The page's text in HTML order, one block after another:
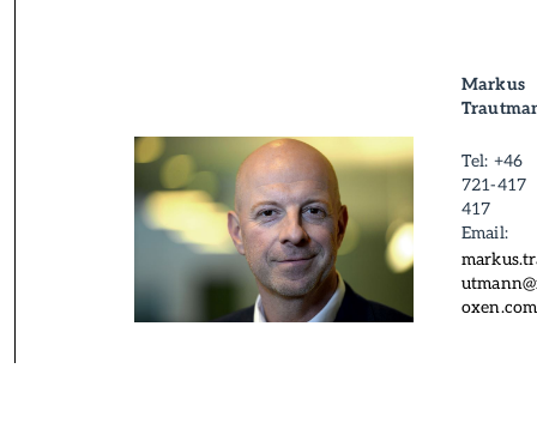
Markus
Tel: +46
721-417
417
Email:
oxen.com